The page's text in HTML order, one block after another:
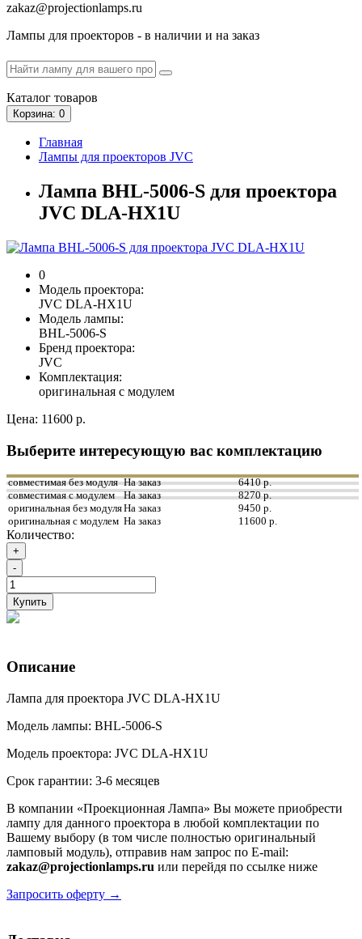
zakaz@projectionlamps.ru
Лампы для проекторов - в наличии и на заказ
Каталог товаров
Корзина: 0
Главная
Лампы для проекторов JVC
Лампа BHL-5006-S для проектора
JVC DLA-HX1U
0
Модель проектора:
JVC DLA-HX1U
Модель лампы:
BHL-5006-S
Бренд проектора:
JVC
Комплектация:
оригинальная с модулем
Цена: 11600 р.
Выберите интересующую вас комплектацию
совместимая без модуля На заказ
6410 р.
совместимая с модулем
На заказ
8270 р.
оригинальная без модуляНа заказ
9450 р.
оригинальная с модулем На заказ 11600 р.
Количество:
+
-
Купить
Описание
Лампа для проектора JVC DLA-HX1U
Модель лампы: BHL-5006-S
Модель проектора: JVC DLA-HX1U
Срок гарантии: 3-6 месяцев
В компании «Проекционная Лампа» Вы можете приобрести
лампу для данного проектора в любой комплектации по
Вашему выбору (в том числе полностью оригинальный
ламповый модуль), отправив нам запрос по E-mail:
zakaz@projectionlamps.ru или перейдя по ссылке ниже
Запросить оферту →